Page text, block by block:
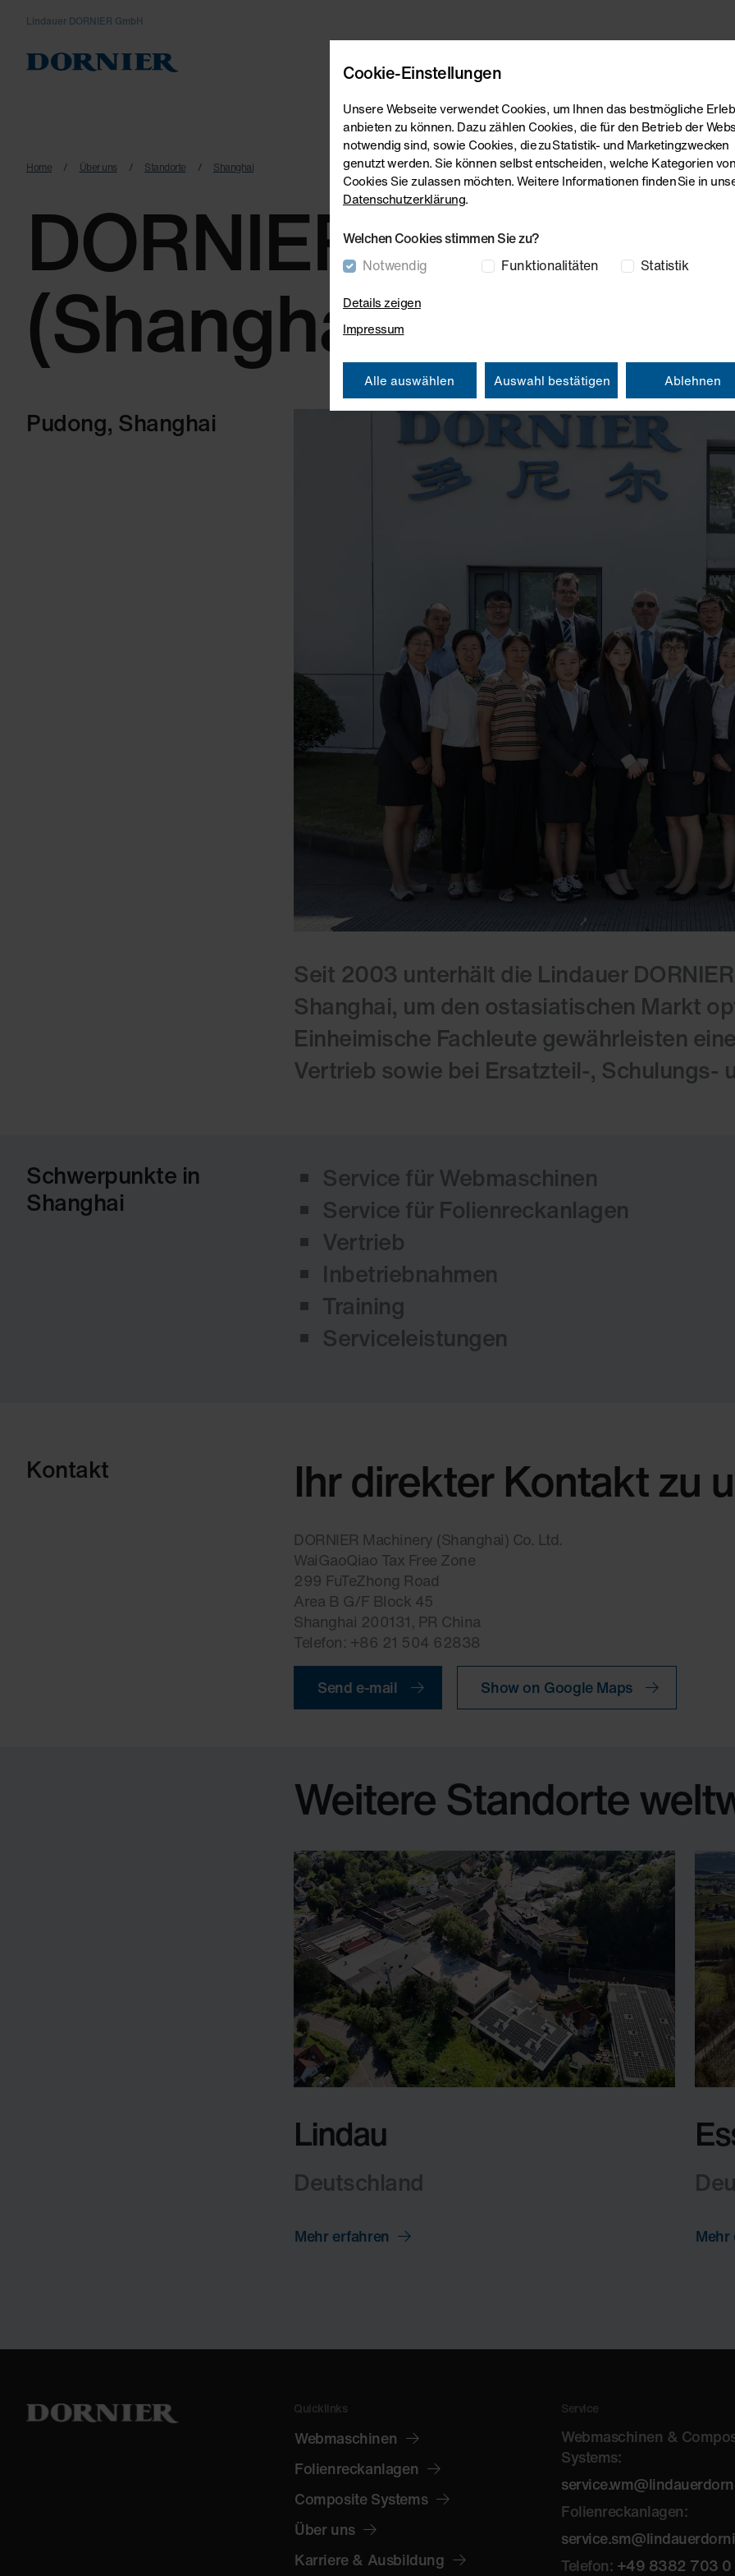
Lindauer DORNIER GmbH
Home Über uns Standorte Shanghai
DORNIERMachinery
(Shanghai) Co. Ltd.
Pudong, Shanghai
Seit 2003 unterhält die Lindauer
Shanghai, um den ostasiatischen Markt
Einheimische Fachleute gewährleisten
Vertrieb sowie bei Ersatzteil-, Schulungs-
Schwerpunkte in
Shanghai
Service für Webmaschinen
Service für Folienreckanlagen
Vertrieb
Inbetriebnahmen
Training
Serviceleistungen
Kontakt Ihr direkter Kontakt zu
DORNIER Machinery (Shanghai) Co. Ltd.
WaiGaoQiao Tax Free Zone
299 FuTeZhong Road
Area B G/F Block 45
Shanghai 200131, PR China
Telefon: +86 21 504 62838
Send e-mail Show on Google Maps
Weitere Standorte
Lindau
Deutschland
Mehr erfahren Mehr
Quicklinks
Webmaschinen
Folienreckanlagen
Composite Systems
Über uns
Karriere & Ausbildung
Service
Webmaschinen &
Systems:
Folienreckanlagen:
Telefon: +49 8382 703 0
Cookie-Einstellungen
Unsere Webseite verwendet Cookies, um Ihnen das bestmögliche
anbieten zu können. Dazu zählen Cookies, die für den Betrieb der
notwendig sind, sowie Cookies, die zu Statistik- und Marketingzwecken
genutzt werden. Sie können selbst entscheiden, welche Kategorien von
Cookies Sie zulassen möchten. Weitere Informationen finden Sie in
Datenschutzerklärung.
Welchen Cookies stimmen Sie zu?
Notwendig
Funktionalitäten Statistik
Details zeigen
Impressum
Alle auswählen Auswahl bestätigen Ablehnen